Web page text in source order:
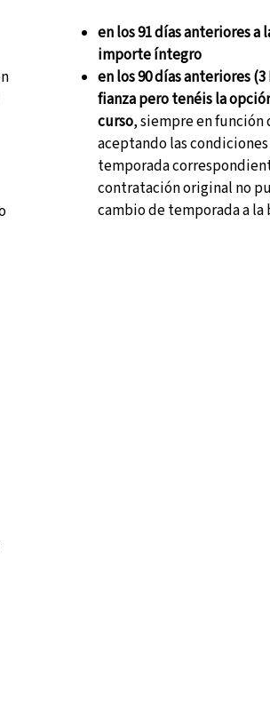
en los 91 días anteriores a
importe íntegro
en los 90 días anteriores
fianza pero tenéis la
curso, siempre en
aceptando las
temporada
contratación original no
cambio de temporada a la